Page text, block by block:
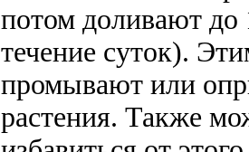
потом доливают до
течение суток).
промывают или
растения. Также